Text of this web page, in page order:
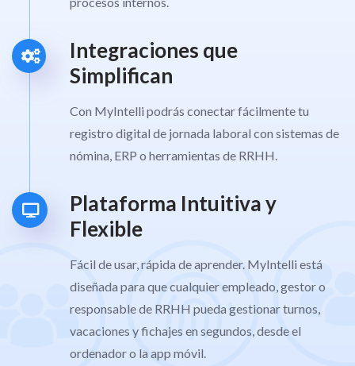
Integraciones que
Simplifican
Con MyIntelli podrás conectar fácilmente tu
registro digital de jornada laboral con sistemas de
nómina, ERP o herramientas de RRHH.
Plataforma Intuitiva y
Flexible
Fácil de usar, rápida de aprender. MyIntelli está
diseñada para que cualquier empleado, gestor o
responsable de RRHH pueda gestionar turnos,
vacaciones y fichajes en segundos, desde el
ordenador o la app móvil.